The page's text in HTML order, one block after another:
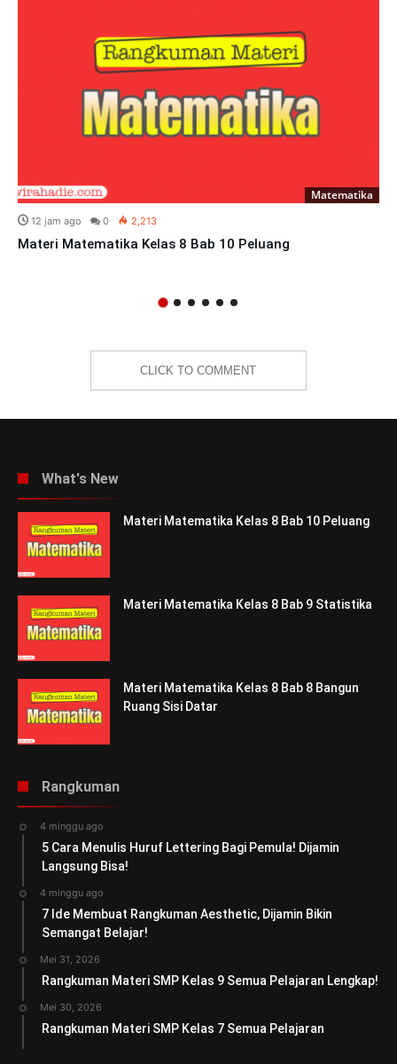
Matematika
12 jam ago 0 2,213
Materi Matematika Kelas 8 Bab 10 Peluang
CLICK TO COMMENT
What's New
Materi Matematika Kelas 8 Bab 10 Peluang
Materi Matematika Kelas 8 Bab 9 Statistika
Materi Matematika Kelas 8 Bab 8 Bangun
Ruang Sisi Datar
Rangkuman
4 minggu ago
5 Cara Menulis Huruf Lettering Bagi Pemula! Dijamin
Langsung Bisa!
4 minggu ago
7 Ide Membuat Rangkuman Aesthetic, Dijamin Bikin
Semangat Belajar!
Mei 31, 2026
Rangkuman Materi SMP Kelas 9 Semua Pelajaran Lengkap!
Mei 30, 2026
Rangkuman Materi SMP Kelas 7 Semua Pelajaran